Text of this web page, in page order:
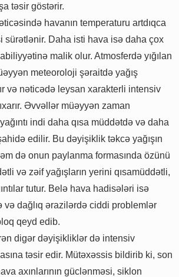
təsir göstərir.
havanın temperaturu artdıqca
sürətlənir. Daha isti hava isə daha çox
malik olur. Atmosferdə yığılan
meteoroloji şəraitdə yağış
və nəticədə leysan xarakterli intensiv
Əvvəllər müəyyən zaman
indi daha qısa müddətdə və daha
edilir. Bu dəyişiklik təkcə yağışın
də onun paylanma formasında özünü
və zəif yağışların yerini qısamüddətli,
tutur. Belə hava hadisələri isə
və dağlıq ərazilərdə ciddi problemlər
qeyd edib.
digər dəyişikliklər də intensiv
təsir edir. Mütəxəssis bildirib ki, son
axınlarının güclənməsi, siklon